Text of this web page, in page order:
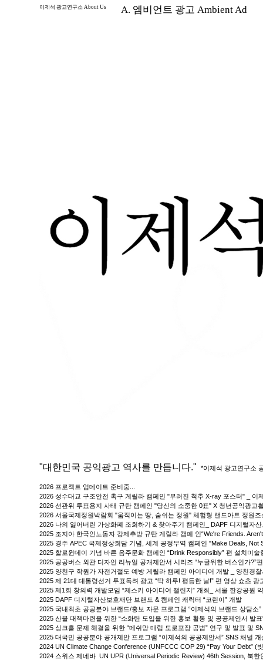
이제석 광고연구소 About Us A. 엠비언트 광고 Ambient Ad
"대한민국 공익광고 역사를 만듭니다." *이제석 광고연구소
2026 프로젝트 업데이트 준비중...
2026 성수대교 구조안전 촉구 게릴라 캠페인 "부러진 척추 X-ray 포스터" _ 이
2026 선관위 투표용지 사태 규탄 캠페인 "당신의 소중한 0표" X 청년공익광고
2026 서울국제정원박람회 "움직이는 땅, 숨쉬는 정원" 체험형 랜드아트 정원
2026 나의 잃어버린 가상화폐 조회하기 & 찾아주기 캠페인_ DAPF 디지털자
2025 조지아 한국인노동자 강제추방 규탄 게릴라 캠페 인“We're Friends.
2025 경주 APEC 국제정상회담 기념, 세계 공정무역 캠페인 "Make Deals, Not
2025 할로윈데이 기념 바른 음주문화 캠페인 “Drink Responsibly” 편 설치미
2025 공공버스 외관 디자인 리뉴얼 공개제안서 시리즈 “누굴위한 버스인가?”
2025 양천구 학원가 자전거절도 예방 게릴라 캠페인 아이디어 개발 _ 양천경
2025 제 21대 대통령선거 투표독려 광고 “딱 하루! 평등한 날!” 편 영상 쇼츠
2025 제1회 창의력 개발모임 “제스키 아이디어 챌린지” 개최_ 서울 한강공원
2025 DAPF 디지털자산보호재단 브랜드 & 캠페인 캐릭터 “코린이” 개발
2025 국내최초 공공분야 브랜드/홍보 자문 프로그램 “이제석의 브랜드 상담소
2025 산불 대책마련을 위한 “소화탄 도입을 위한 홍보 활동 및 공공제안서 발
2025 싱크홀 문제 해결을 위한 “메쉬망 매립 도로포장 공법” 연구 및 발표 및
2025 대국민 공공분야 공개제안 프로그램 “이제석의 공공제안서” SNS 채널
2024 UN Climate Change Conference (UNFCCC COP 29) “Pay Your Debt”
2024 스위스 제네바 UN UPR (Universal Periodic Review) 46th Session, 북